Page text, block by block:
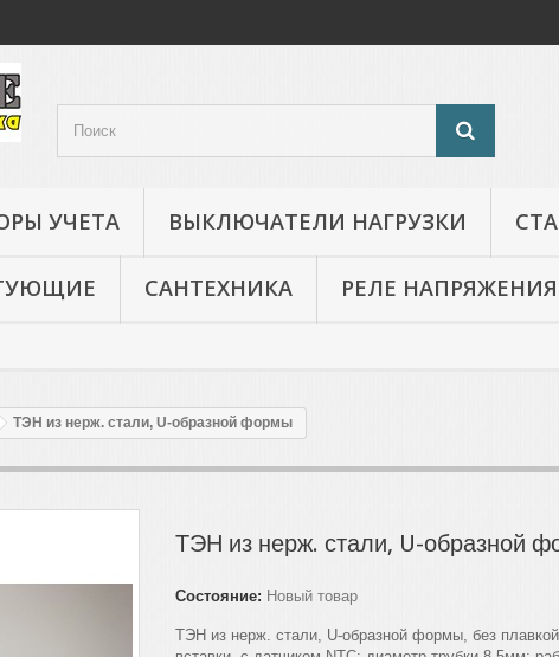
УЧЕТА ВЫКЛЮЧАТЕЛИ НАГРУЗКИ
САНТЕХНИКА РЕЛЕ НАПРЯЖЕНИЯ
ТЭН из нерж. стали, U-образной формы
ТЭН из нерж. стали, U-образной
Состояние: Новый товар
ТЭН из нерж. стали, U-образной формы, без плавкой